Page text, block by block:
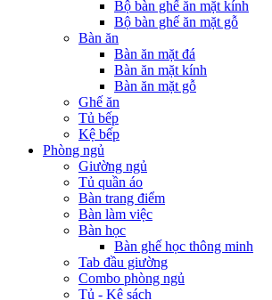
Bộ bàn ghế ăn mặt kính
Bộ bàn ghế ăn mặt gỗ
Bàn ăn
Bàn ăn mặt đá
Bàn ăn mặt kính
Bàn ăn mặt gỗ
Ghế ăn
Tủ bếp
Kệ bếp
Phòng ngủ
Giường ngủ
Tủ quần áo
Bàn trang điểm
Bàn làm việc
Bàn học
Bàn ghế học thông minh
Tab đầu giường
Combo phòng ngủ
Tủ - Kệ sách